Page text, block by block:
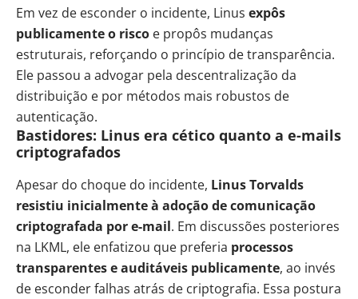
Em vez de esconder o incidente, Linus expôs
publicamente o risco e propôs mudanças
estruturais, reforçando o princípio de transparência.
Ele passou a advogar pela descentralização da
distribuição e por métodos mais robustos de
autenticação.
Bastidores: Linus era cético quanto a e-mails
criptografados
Apesar do choque do incidente, Linus Torvalds
resistiu inicialmente à adoção de comunicação
criptografada por e-mail. Em discussões posteriores
na LKML, ele enfatizou que preferia processos
transparentes e auditáveis publicamente, ao invés
de esconder falhas atrás de criptografia. Essa postura